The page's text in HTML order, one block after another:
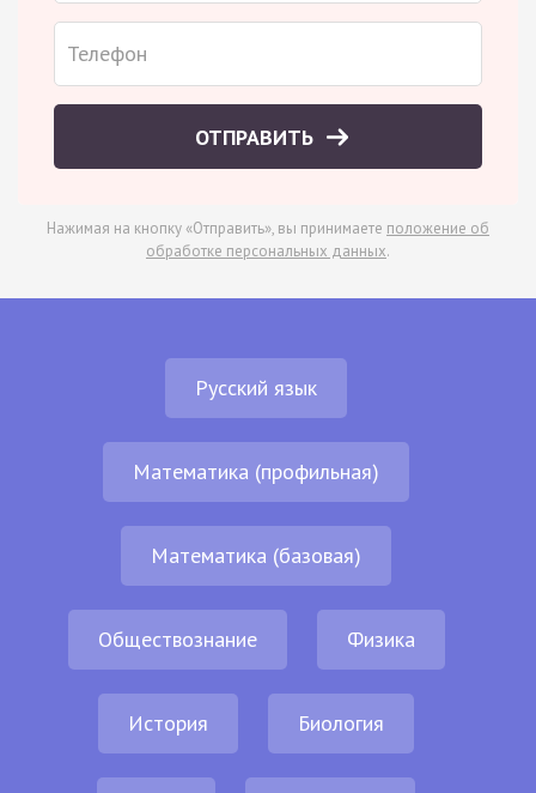
ОТПРАВИТЬ
Нажимая на кнопку «Отправить», вы принимаете положение об
обработке персональных данных.
Русский язык
Математика (профильная)
Математика (базовая)
Обществознание Физика
История Биология